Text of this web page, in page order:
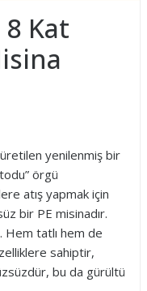
Kat
yenilenmiş bir
örgü
atış yapmak için
bir PE misinadır.
Hem tatlı hem de
sahiptir,
bu da gürültü